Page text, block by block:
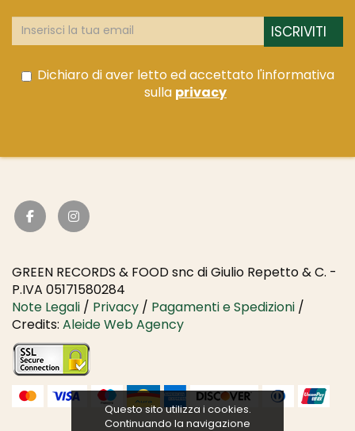
ISCRIVITI
Dichiaro di aver letto ed accettato l'informativa
sulla privacy
GREEN RECORDS & FOOD snc di Giulio Repetto & C. -
P.IVA 05171580284
Note Legali / Privacy / Pagamenti e Spedizioni /
Credits: Aleide Web Agency
Questo sito utilizza i cookies.
Continuando la navigazione